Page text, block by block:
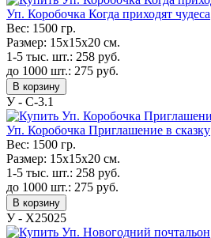
Уп. Коробочка Когда приходят чудеса
Вес: 1500 гр.
Размер: 15х15х20 см.
1-5 тыс. шт.: 258 руб.
до 1000 шт.: 275 руб.
В корзину
У - C-3.1
Уп. Коробочка Приглашение в сказку
Вес: 1500 гр.
Размер: 15х15х20 см.
1-5 тыс. шт.: 258 руб.
до 1000 шт.: 275 руб.
В корзину
У - Х25025